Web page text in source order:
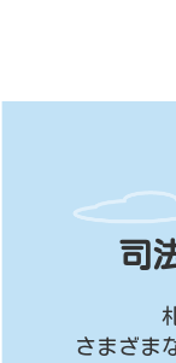
司
さまざま